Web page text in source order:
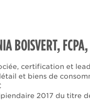
BOISVERT,
certification et
et biens de
2017 du titre